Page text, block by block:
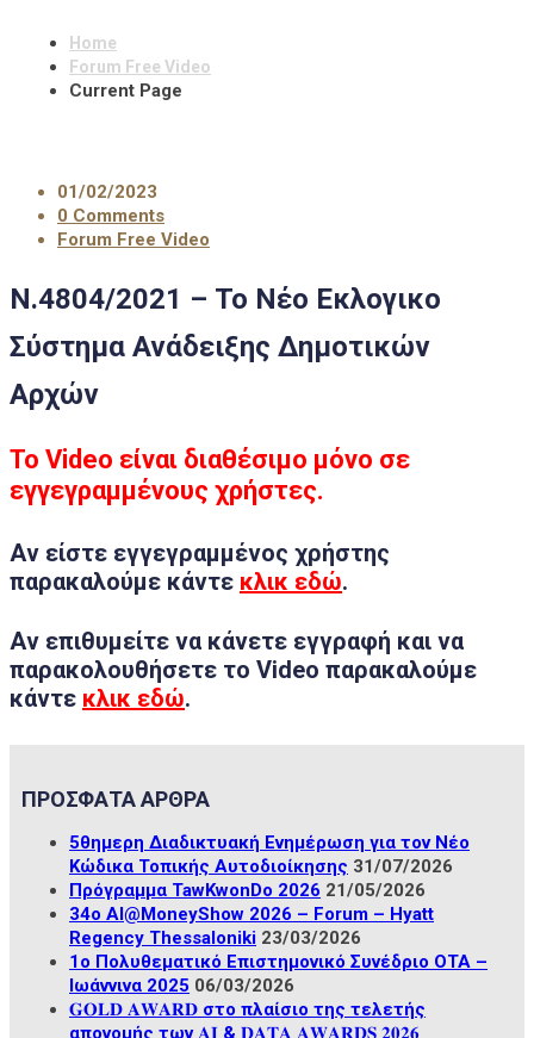
Home
Forum Free Video
Current Page
01/02/2023
0 Comments
Forum Free Video
Ν.4804/2021 – Το Νέο Εκλογικο
Σύστημα Ανάδειξης Δημοτικών
Αρχών
Το Video είναι διαθέσιμο μόνο σε
εγγεγραμμένους χρήστες.
Αν είστε εγγεγραμμένος χρήστης
παρακαλούμε κάντε κλικ εδώ.
Αν επιθυμείτε να κάνετε εγγραφή και να
παρακολουθήσετε το Video παρακαλούμε
κάντε κλικ εδώ.
ΠΡΟΣΦΑΤΑ ΑΡΘΡΑ
5θημερη Διαδικτυακή Ενημέρωση για τον Νέο
Κώδικα Τοπικής Αυτοδιοίκησης 31/07/2026
Πρόγραμμα TawKwonDo 2026 21/05/2026
34ο ΑΙ@MoneyShow 2026 – Forum – Hyatt
Regency Thessaloniki 23/03/2026
1ο Πολυθεματικό Επιστημονικό Συνέδριο ΟΤΑ –
Ιωάννινα 2025 06/03/2026
𝐆𝐎𝐋𝐃 𝐀𝐖𝐀𝐑𝐃 στο πλαίσιο της τελετής
απονομής των 𝐀𝐈 & 𝐃𝐀𝐓𝐀 𝐀𝐖𝐀𝐑𝐃𝐒 𝟐𝟎𝟐𝟔